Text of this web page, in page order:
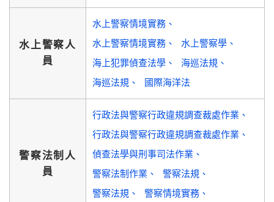
水上警察人
員
水上警察情境實務
水上警察情境實務
水上警察學
海上犯罪偵查法學
海巡法規
海巡法規
國際海洋法
警察法制人
員
行政法與警察行政違規調查裁處作業
行政法與警察行政違規調查裁處作業
偵查法學與刑事司法作業
警察法制作業
警察法規
警察法規
警察情境實務